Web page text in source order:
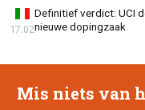
Definitief verdict: UCI
nieuwe dopingzaak
17:02
Mis niets van